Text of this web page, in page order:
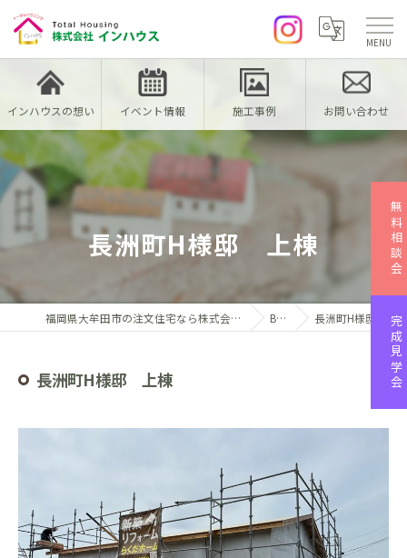
インハウスの想い イベント情報 施工事例 お問い合わせ
長洲町H様邸 上棟
福岡県大牟田市の注文住宅なら株式会社インハウス Blog 長洲町H様邸 上棟
長洲町H様邸 上棟
無料相談会
完成見学会